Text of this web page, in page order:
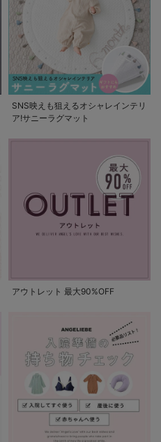
SNS映えも狙えるオシャレインテリ
ア!サニーラグマット
アウトレット 最大90%OFF